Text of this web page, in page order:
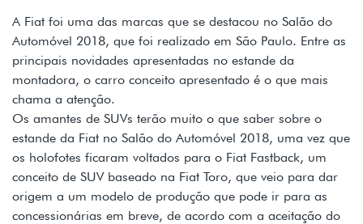
A Fiat foi uma das marcas que se destacou no Salão do
Automóvel 2018, que foi realizado em São Paulo. Entre as
principais novidades apresentadas no estande da
montadora, o carro conceito apresentado é o que mais
chama a atenção.
Os amantes de SUVs terão muito o que saber sobre o
estande da Fiat no Salão do Automóvel 2018, uma vez que
os holofotes ficaram voltados para o Fiat Fastback, um
conceito de SUV baseado na Fiat Toro, que veio para dar
origem a um modelo de produção que pode ir para as
concessionárias em breve, de acordo com a aceitação do